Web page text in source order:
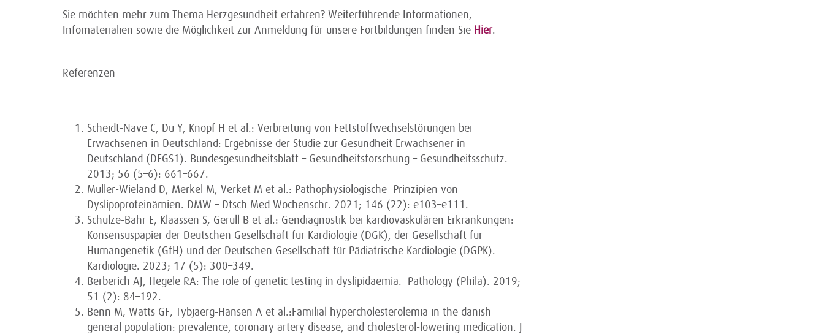
Sie möchten mehr zum Thema Herzgesundheit erfahren? Weiterführende Informationen,
Infomaterialien sowie die Möglichkeit zur Anmeldung für unsere Fortbildungen finden Sie Hier.
Referenzen
Scheidt-Nave C, Du Y, Knopf H et al.: Verbreitung von Fettstoffwechselstörungen bei
Erwachsenen in Deutschland: Ergebnisse der Studie zur Gesundheit Erwachsener in
Deutschland (DEGS1). Bundesgesundheitsblatt – Gesundheitsforschung – Gesundheitsschutz.
2013; 56 (5–6): 661–667.
Müller-Wieland D, Merkel M, Verket M et al.: Pathophysiologische Prinzipien von
Dyslipoproteinämien. DMW – Dtsch Med Wochenschr. 2021; 146 (22): e103–e111.
Schulze-Bahr E, Klaassen S, Gerull B et al.: Gendiagnostik bei kardiovaskulären Erkrankungen:
Konsensuspapier der Deutschen Gesellschaft für Kardiologie (DGK), der Gesellschaft für
Humangenetik (GfH) und der Deutschen Gesellschaft für Pädiatrische Kardiologie (DGPK).
Kardiologie. 2023; 17 (5): 300–349.
Berberich AJ, Hegele RA: The role of genetic testing in dyslipidaemia. Pathology (Phila). 2019;
51 (2): 84–192.
Benn M, Watts GF, Tybjaerg-Hansen A et al.:Familial hypercholesterolemia in the danish
general population: prevalence, coronary artery disease, and cholesterol-lowering medication. J